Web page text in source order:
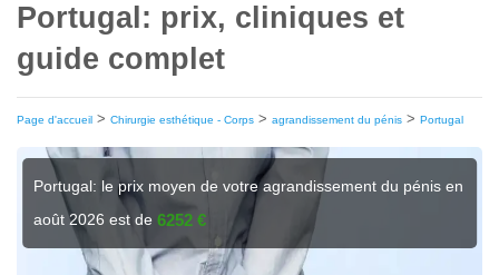
Portugal: prix, cliniques et
guide complet
Page d'accueil > Chirurgie esthétique - Corps > agrandissement du pénis > Portugal
Portugal: le prix moyen de votre agrandissement du pénis en
août 2026 est de6252 €